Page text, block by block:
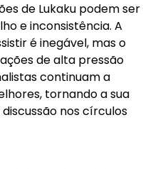
de Lukaku podem ser
e inconsistência. A
é inegável, mas o
de alta pressão
continuam a
tornando a sua
nos círculos